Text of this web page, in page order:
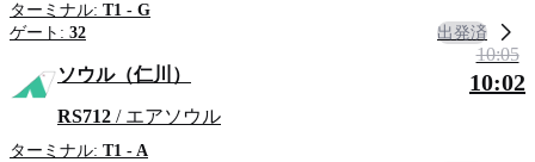
ターミナル: T1 - G
ゲート: 32 出発済
ソウル（仁川）
RS712 / エアソウル
ターミナル: T1 - A
10:05
10:02